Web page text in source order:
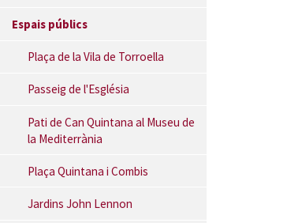
Espais públics
Plaça de la Vila de Torroella
Passeig de l'Església
Pati de Can Quintana al Museu de
la Mediterrània
Plaça Quintana i Combis
Jardins John Lennon